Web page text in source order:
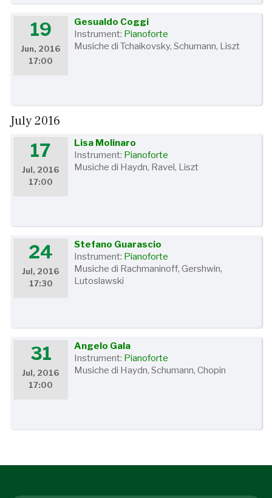
19
Jun, 2016
17:00
Gesualdo Coggi
Instrument: Pianoforte
Musiche di Tchaikovsky, Schumann, Liszt
July 2016
17
Jul, 2016
17:00
Lisa Molinaro
Instrument: Pianoforte
Musiche di Haydn, Ravel, Liszt
24
Jul, 2016
17:30
Stefano Guarascio
Instrument: Pianoforte
Musiche di Rachmaninoff, Gershwin,
Lutoslawski
31
Jul, 2016
17:00
Angelo Gala
Instrument: Pianoforte
Musiche di Haydn, Schumann, Chopin